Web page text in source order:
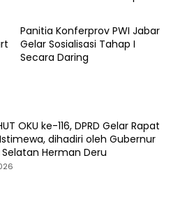
Panitia Konferprov PWI Jabar
Gelar Sosialisasi Tahap I
Secara Daring
OKU ke-116, DPRD Gelar Rapat
dihadiri oleh Gubernur
Herman Deru